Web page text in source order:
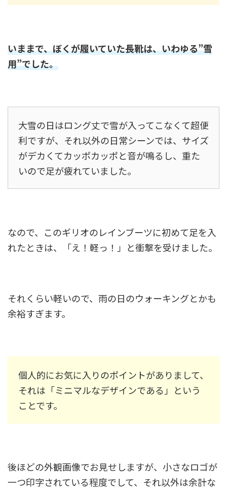
いままで、ぼくが履いていた長靴は、いわゆる”雪
用”でした。
大雪の日はロング丈で雪が入ってこなくて超便
利ですが、それ以外の日常シーンでは、サイズ
がデカくてカッポカッポと音が鳴るし、重た
いので足が疲れていました。
なので、このギリオのレインブーツに初めて足を入
れたときは、「え！軽っ！」と衝撃を受けました。
それくらい軽いので、雨の日のウォーキングとかも
余裕すぎます。
個人的にお気に入りのポイントがありまして、
それは「ミニマルなデザインである」という
ことです。
後ほどの外観画像でお見せしますが、小さなロゴが
一つ印字されている程度でして、それ以外は余計な